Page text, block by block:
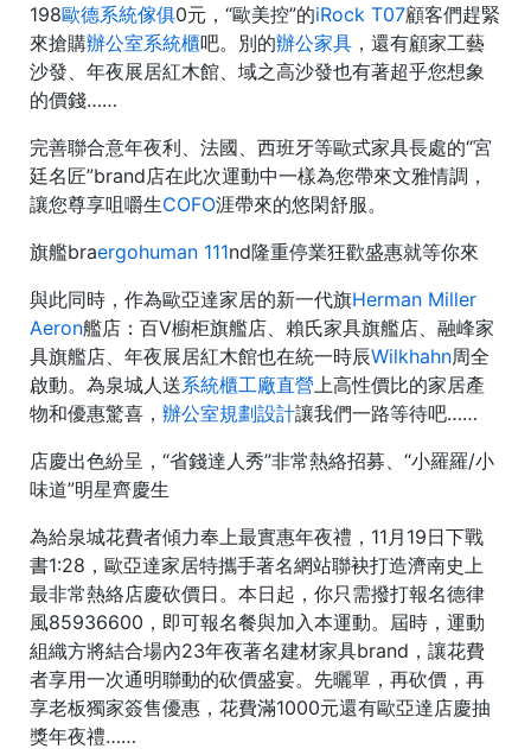
198歐德系統傢俱0元，“歐美控”的iRock T07顧客們趕緊
來搶購辦公室系統櫃吧。別的辦公家具 ，還有顧家工藝
沙發、年夜展居紅木館、域之高沙發也有著超乎您想象
的價錢……
完善聯合意年夜利、法國、西班牙等歐式家具長處的“宮
廷名匠”brand店在此次運動中一樣為您帶來文雅情調，
讓您尊享咀嚼生COFO涯帶來的悠閑舒服。
旗艦braergohuman 111nd隆重停業狂歡盛惠就等你來
與此同時，作為歐亞達家居的新一代旗Herman Miller
Aeron艦店：百V櫥柜旗艦店、賴氏家具旗艦店、融峰家
具旗艦店、年夜展居紅木館也在統一時辰Wilkhahn周全
啟動。為泉城人送系統櫃工廠直營上高性價比的家居產
物和優惠驚喜， 辦公室規劃設計讓我們一路等待吧……
店慶出色紛呈，“省錢達人秀”非常熱絡招募、“小羅羅/小
味道”明星齊慶生
為給泉城花費者傾力奉上最實惠年夜禮，11月19日下戰
書1:28，歐亞達家居特攜手著名網站聯袂打造濟南史上
最非常熱絡店慶砍價日。本日起，你只需撥打報名德律
風85936600，即可報名餐與加入本運動。屆時，運動
組織方將結合場內23年夜著名建材家具brand，讓花費
者享用一次通明聯動的砍價盛宴。先曬單，再砍價，再
享老板獨家簽售優惠，花費滿1000元還有歐亞達店慶抽
獎年夜禮……